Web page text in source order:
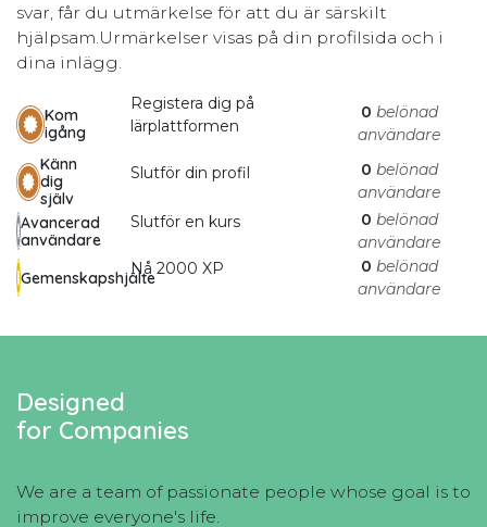
svar, får du utmärkelse för att du är särskilt
hjälpsam.Urmärkelser visas på din profilsida och i
dina inlägg.
Kom
igång
Registera dig på
lärplattformen
0 belönad
användare
Känn
dig
själv
Slutför din profil 0 belönad
användare
Avancerad
användare
Slutför en kurs 0 belönad
användare
GemenskapshjälteNå 2000 XP 0 belönad
användare
Designed
for Companies
We are a team of passionate people whose goal is to
improve everyone's life.